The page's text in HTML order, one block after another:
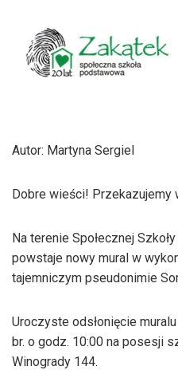
Autor: Martyna Sergiel
Dobre wieści! Przekazujemy
Na terenie Społecznej
powstaje nowy mural w
tajemniczym pseudonimie
Uroczyste odsłonięcie
br. o godz. 10:00 na posesji
Winogrady 144.